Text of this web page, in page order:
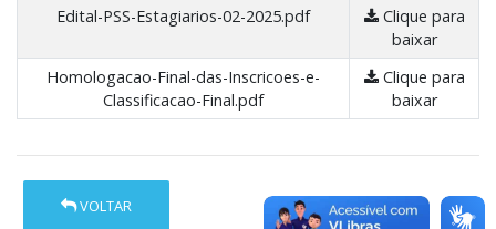
Edital-PSS-Estagiarios-02-2025.pdf
Clique para
baixar
Homologacao-Final-das-Inscricoes-e-
Classificacao-Final.pdf
Clique para
baixar
VOLTAR